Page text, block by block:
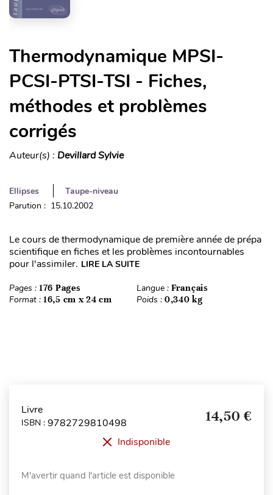
Thermodynamique MPSI-
PCSI-PTSI-TSI - Fiches,
méthodes et problèmes
corrigés
Auteur(s) : Devillard Sylvie
Ellipses
Taupe-niveau
Parution : 15.10.2002
Le cours de thermodynamique de première année de prépa
scientifique en fiches et les problèmes incontournables
pour l'assimiler. LIRE LA SUITE
Pages : 176 Pages Langue : Français
Format : 16,5 cm x 24 cm Poids : 0,340 kg
Livre
ISBN : 9782729810498 14,50 €
Indisponible
M'avertir quand l'article est disponible